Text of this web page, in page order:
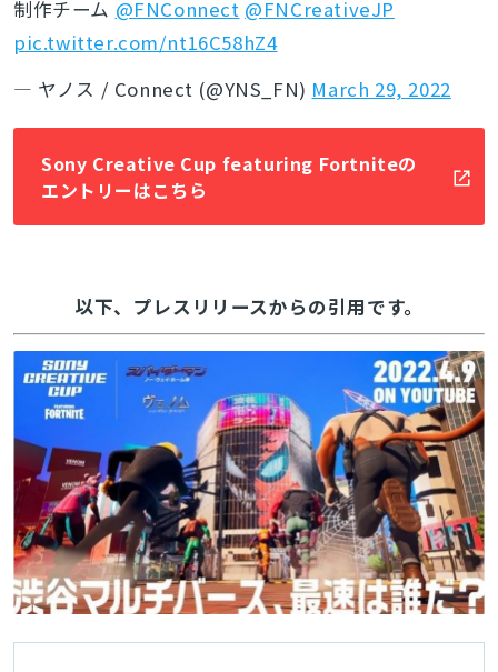
制作チーム @FNConnect @FNCreativeJP
pic.twitter.com/nt16C58hZ4
— ヤノス / Connect (@YNS_FN) March 29, 2022
Sony Creative Cup featuring Fortniteの
エントリーはこちら
以下、プレスリリースからの引用です。